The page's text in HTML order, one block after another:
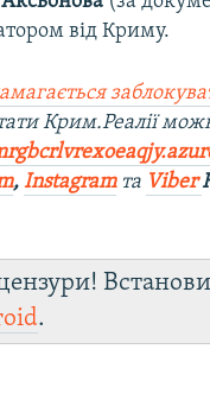
від Криму.
Крим.Реалії
,Instagramта Viber
.